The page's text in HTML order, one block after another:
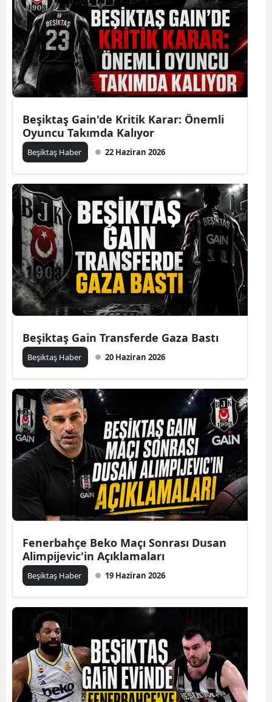
Beşiktaş Gain'de Kritik Karar: Önemli
Oyuncu Takımda Kalıyor
Beşiktaş Haber 22 Haziran 2026
Beşiktaş Gain Transferde Gaza Bastı
Beşiktaş Haber 20 Haziran 2026
Fenerbahçe Beko Maçı Sonrası Dusan
Alimpijevic'in Açıklamaları
Beşiktaş Haber 19 Haziran 2026